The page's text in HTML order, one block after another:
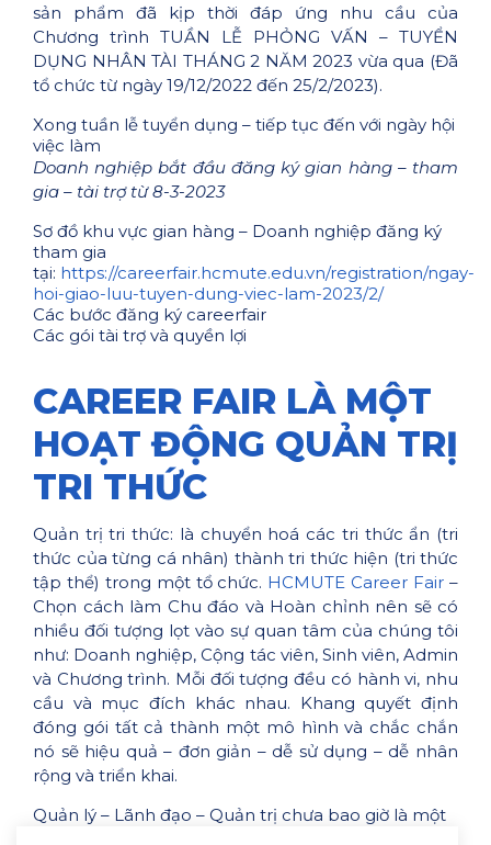
sản phẩm đã kịp thời đáp ứng nhu cầu của
Chương trình TUẦN LỄ PHỎNG VẤN – TUYỂN
DỤNG NHÂN TÀI THÁNG 2 NĂM 2023 vừa qua (Đã
tổ chức từ ngày 19/12/2022 đến 25/2/2023).
Xong tuần lễ tuyển dụng – tiếp tục đến với ngày hội
việc làm
Doanh nghiệp bắt đầu đăng ký gian hàng – tham
gia – tài trợ từ 8-3-2023
Sơ đồ khu vực gian hàng – Doanh nghiệp đăng ký
tham gia
tại: https://careerfair.hcmute.edu.vn/registration/ngay-
hoi-giao-luu-tuyen-dung-viec-lam-2023/2/
Các bước đăng ký careerfair
Các gói tài trợ và quyền lợi
CAREER FAIR LÀ MỘT
HOẠT ĐỘNG QUẢN TRỊ
TRI THỨC
Quản trị tri thức: là chuyển hoá các tri thức ẩn (tri
thức của từng cá nhân) thành tri thức hiện (tri thức
tập thể) trong một tổ chức. HCMUTE Career Fair –
Chọn cách làm Chu đáo và Hoàn chỉnh nên sẽ có
nhiều đối tượng lọt vào sự quan tâm của chúng tôi
như: Doanh nghiệp, Cộng tác viên, Sinh viên, Admin
và Chương trình. Mỗi đối tượng đều có hành vi, nhu
cầu và mục đích khác nhau. Khang quyết định
đóng gói tất cả thành một mô hình và chắc chắn
nó sẽ hiệu quả – đơn giản – dễ sử dụng – dễ nhân
rộng và triển khai.
Quản lý – Lãnh đạo – Quản trị chưa bao giờ là một